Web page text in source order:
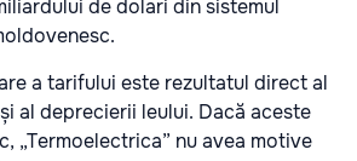
de dolari din sistemul
a tarifului este rezultatul direct al
al deprecierii leului. Dacă aceste
„Termoelectrica” nu avea motive